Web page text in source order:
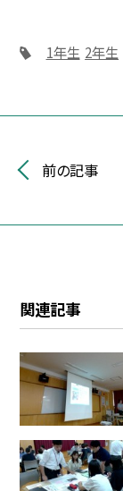
1年生 2年生
前の記事
関連記事